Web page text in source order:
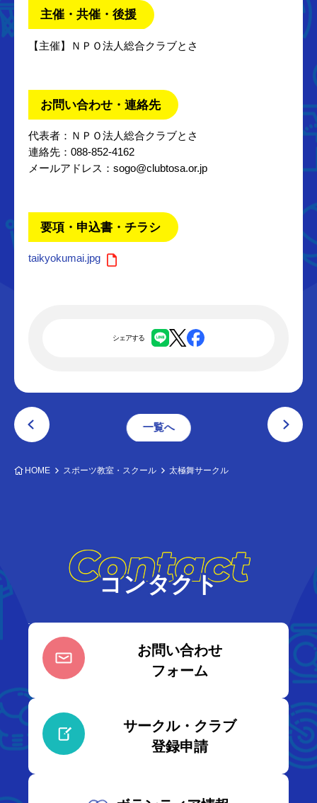
主催・共催・後援
【主催】ＮＰＯ法人総合クラブとさ
お問い合わせ・連絡先
代表者：ＮＰＯ法人総合クラブとさ
連絡先：088-852-4162
メールアドレス：sogo@clubtosa.or.jp
要項・申込書・チラシ
taikyokumai.jpg
シェアする
一覧へ
HOME スポーツ教室・スクール 太極舞サークル
Contact
コンタクト
お問い合わせ
フォーム
サークル・クラブ
登録申請